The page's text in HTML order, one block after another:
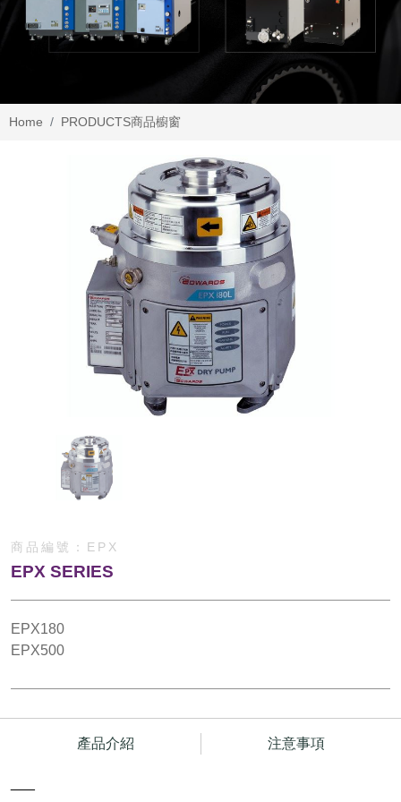
Home PRODUCTS商品櫥窗
商品編號： EPX
EPX SERIES
EPX180
EPX500
產品介紹 注意事項